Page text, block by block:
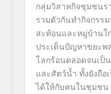
กลุ่มวิสาหกิจชุมชนร
รวมตัวกันทำกิจกรร
สะท้อนและหมู่บ้านใ
ประเด็นปัญหาขยะพ
โลกร้อนตลอดจนเป็
และสัตว์น้ำ ทั้งยังถือ
ได้ให้กับคนในชุมชน